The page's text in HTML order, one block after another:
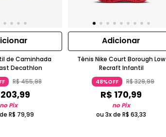
de Caminhada
Decathlon
R$455,98
203,99
no Pix
deR$ 79,99
Adicionar
Tênis Nike Court Borough Low
Recraft Infantil
48%OFF R$329,99
R$ 170,99
no Pix
ou 3x deR$ 63,33